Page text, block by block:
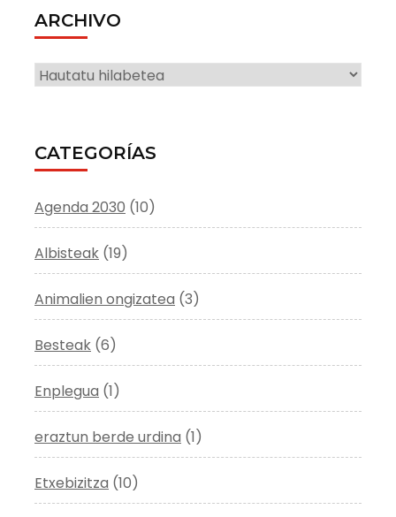
ARCHIVO
ARCHIVO
CATEGORÍAS
Agenda 2030 (10)
Albisteak (19)
Animalien ongizatea (3)
Besteak (6)
Enplegua (1)
eraztun berde urdina (1)
Etxebizitza (10)